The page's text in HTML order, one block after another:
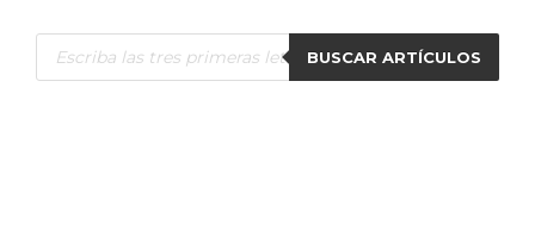
Búsqueda
de
productos
BUSCAR ARTÍCULOS